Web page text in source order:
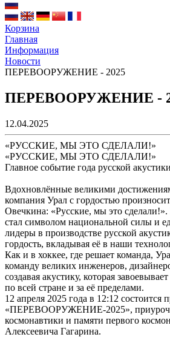
Корзина
Главная
Информация
Новости
ПЕРЕВООРУЖЕНИЕ - 2025
ПЕРЕВООРУЖЕНИЕ -
12.04.2025
«РУССКИЕ, МЫ ЭТО СДЕЛАЛИ!»
«РУССКИЕ, МЫ ЭТО СДЕЛАЛИ!»
Главное событие года русской
Вдохновлённые великими
компания Урал с гордостью
Овечкина: «Русские, мы это
стал символом национальной силы и
лидеры в производстве русской
гордость, вкладывая её в наши
Как и в хоккее, где решает команда,
команду великих инженеров,
создавая акустику, которая
по всей стране и за её пределами.
12 апреля 2025 года в 12:12 состоится
«ПЕРЕВООРУЖЕНИЕ-2025»,
космонавтики и памяти первого
Алексеевича Гагарина.